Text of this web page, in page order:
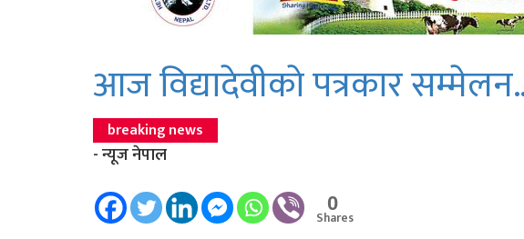
आज विद्यादेवीकाे पत्रकार
breaking news
- न्यूज नेपाल
0
Shares